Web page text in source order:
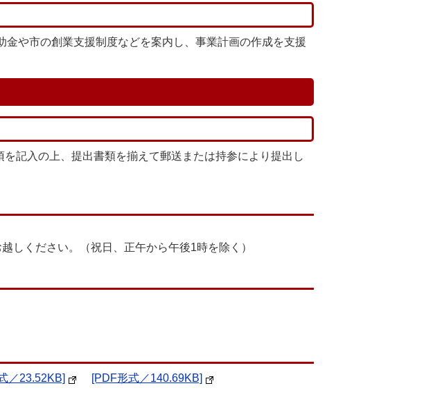
や市の創業支援制度などを案内し、事業計画の作成を支援
を記入の上、提出書類を揃えて郵送または持参により提出し
しください。（祝日、正午から午後1時を除く）
／23.52KB]
[PDF形式／140.69KB]